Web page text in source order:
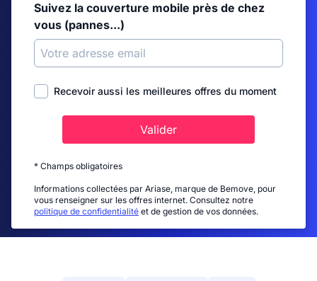
Suivez la couverture mobile près de chez
vous (pannes...)
Recevoir aussi les meilleures offres du moment
Valider
* Champs obligatoires
Informations collectées par Ariase, marque de Bemove, pour
vous renseigner sur les offres internet. Consultez notre
politique de confidentialité et de gestion de vos données.